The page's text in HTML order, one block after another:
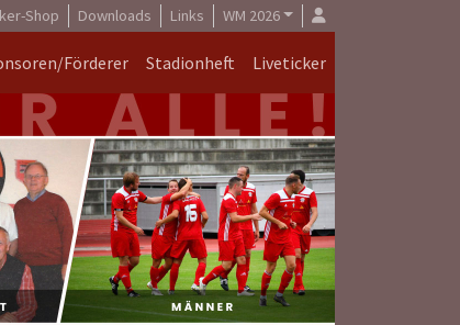
Shop Downloads Links WM 2026
Förderer Stadionheft Liveticker